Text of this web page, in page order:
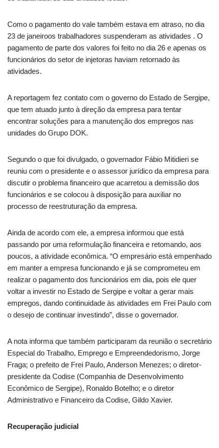
Como o pagamento do vale também estava em atraso, no dia
23 de janeiroos trabalhadores suspenderam as atividades . O
pagamento de parte dos valores foi feito no dia 26 e apenas os
funcionários do setor de injetoras haviam retornado às
atividades.
A reportagem fez contato com o governo do Estado de Sergipe,
que tem atuado junto à direção da empresa para tentar
encontrar soluções para a manutenção dos empregos nas
unidades do Grupo DOK.
Segundo o que foi divulgado, o governador Fábio Mitidieri se
reuniu com o presidente e o assessor jurídico da empresa para
discutir o problema financeiro que acarretou a demissão dos
funcionários e se colocou à disposição para auxiliar no
processo de reestruturação da empresa.
Ainda de acordo com ele, a empresa informou que está
passando por uma reformulação financeira e retomando, aos
poucos, a atividade econômica. “O empresário está empenhado
em manter a empresa funcionando e já se comprometeu em
realizar o pagamento dos funcionários em dia, pois ele quer
voltar a investir no Estado de Sergipe e voltar a gerar mais
empregos, dando continuidade às atividades em Frei Paulo com
o desejo de continuar investindo”, disse o governador.
A nota informa que também participaram da reunião o secretário
Especial do Trabalho, Emprego e Empreendedorismo, Jorge
Fraga; o prefeito de Frei Paulo, Anderson Menezes; o diretor-
presidente da Codise (Companhia de Desenvolvimento
Econômico de Sergipe), Ronaldo Botelho; e o diretor
Administrativo e Financeiro da Codise, Gildo Xavier.
Recuperação judicial